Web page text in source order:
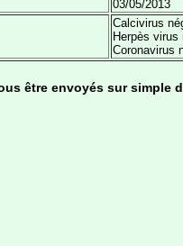
03/05/2013
Calcivirus
Herpès virus
Coronavirus
être envoyés sur simple